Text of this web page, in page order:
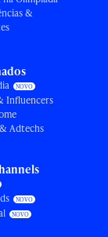
&
Influencers
Adtechs